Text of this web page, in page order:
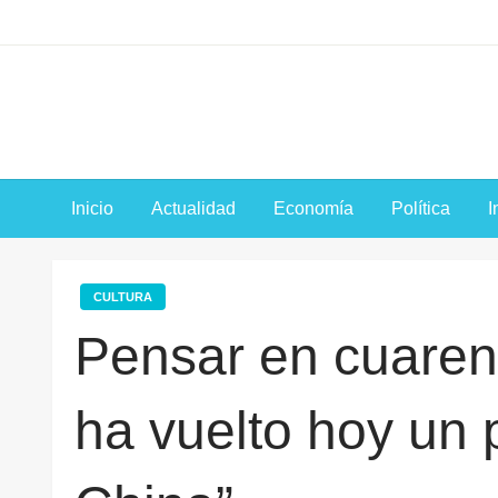
al
Inicio Actualidad Economía Política
CULTURA
Pensar en
ha vuelto hoy un